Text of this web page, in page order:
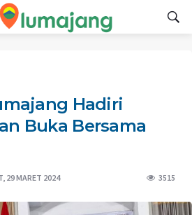
Hadiri
Buka Bersama
29 MARET 2024 3515